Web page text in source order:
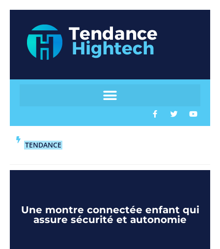
TENDANCE
Une montre connectée enfant qui
assure sécurité et autonomie